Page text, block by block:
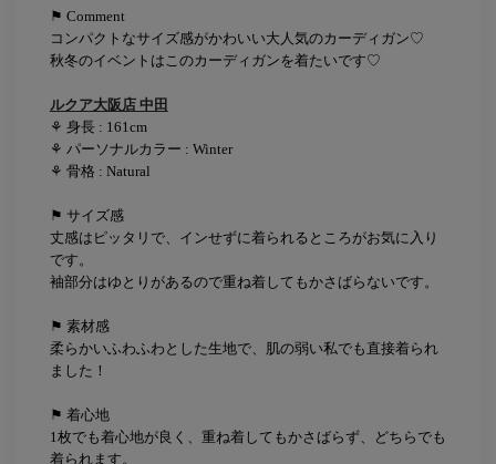
⚑ Comment
コンパクトなサイズ感がかわいい大人気のカーディガン♡
秋冬のイベントはこのカーディガンを着たいです♡
ルクア大阪店 中田
⚘ 身長 : 161cm
⚘ パーソナルカラー : Winter
⚘ 骨格 : Natural
⚑ サイズ感
丈感はピッタリで、インせずに着られるところがお気に入り
です。
袖部分はゆとりがあるので重ね着してもかさばらないです。
⚑ 素材感
柔らかいふわふわとした生地で、肌の弱い私でも直接着られ
ました！
⚑ 着心地
1枚でも着心地が良く、重ね着してもかさばらず、どちらでも
着られます。